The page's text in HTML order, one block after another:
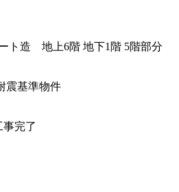
ト造 地上6階 地下1階 5階部分
震基準物件
完了